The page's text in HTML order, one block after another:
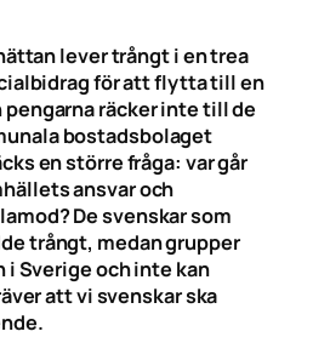
lever trångt i en trea
för att flytta till en
räcker inte till de
bostadsbolaget
en större fråga: var går
ansvar och
De svenskar som
trångt, medan grupper
i Sverige och inte kan
att vi svenskar ska